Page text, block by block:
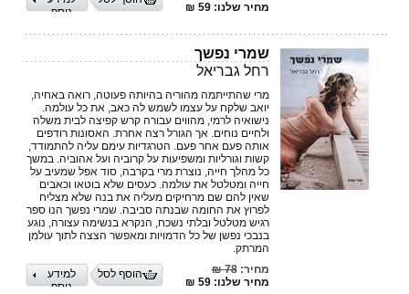
מחיר שלנו: 59 ₪
נוסף
שמרי נפשך
רחל גבריאל
מרי שהתייתמה מהוריה בהיותה פעוטה, רואה באחיה,
יואב שלקח על עצמו לשמש לה כאב, את כל עולמה.
נישואיה לרמי, מהווים עבורה קרש קפיצה לבית משלה
ולחיים נוחים. אך הגורל רצה אחרת. האסונות רודפים
אותה פעם אחר פעם. הטרגדיות עימם עליה להתמודד,
קשות וגורליות ומשפיעות על קרוביה ועל אהוביה. במשך
כל מהלך חייה, נוצרת מרי בקרבה, סוד אפל שמעיב על
חייה ומטלטל את עולמה. כעסים שלא בוטאו וכאבים
שאין להם שם מרחיקים מעליה את בנה שלא מצליח
לפרוץ את החומה שבנתה סביבה. שמרי נפשך הנו ספר
רגיש מטלטל ובלתי נשכח, הנקרא בנשימה עצורה, נוגע
בנבכי נפשן של כל הדמויות ומאפשר הצצה לתוך עולמן
המרתק.
מחיר:78 ₪
מחיר שלנו: 59 ₪
למידע
נוסף
הוסף לסל